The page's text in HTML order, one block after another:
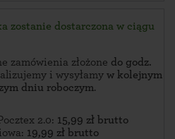
zostanie dostarczona w ciągu
zamówienia złożone do godz.
i wysyłamy w kolejnym
dniu roboczym.
2.0: 15,99 zł brutto
19,99 zł brutto